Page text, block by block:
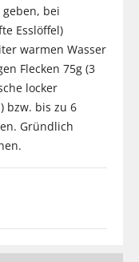
bei
Esslöffel)
warmen Wasser
Flecken 75g (3
locker
bzw. bis zu 6
Gründlich